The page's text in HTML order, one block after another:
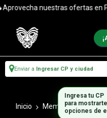
nuestras ofertas en
Enviar a Ingresar CP y ciudad
Inicio Memoria Sd
Ingresa tu CP
para
opciones de